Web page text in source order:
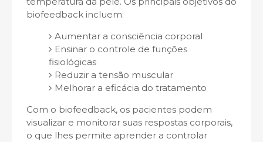
biofeedback incluem:
Aumentar a consciência corporal
Ensinar o controle de funções
fisiológicas
Reduzir a tensão muscular
Melhorar a eficácia do tratamento
Com o biofeedback, os pacientes podem
visualizar e monitorar suas respostas corporais,
o que lhes permite aprender a controlar